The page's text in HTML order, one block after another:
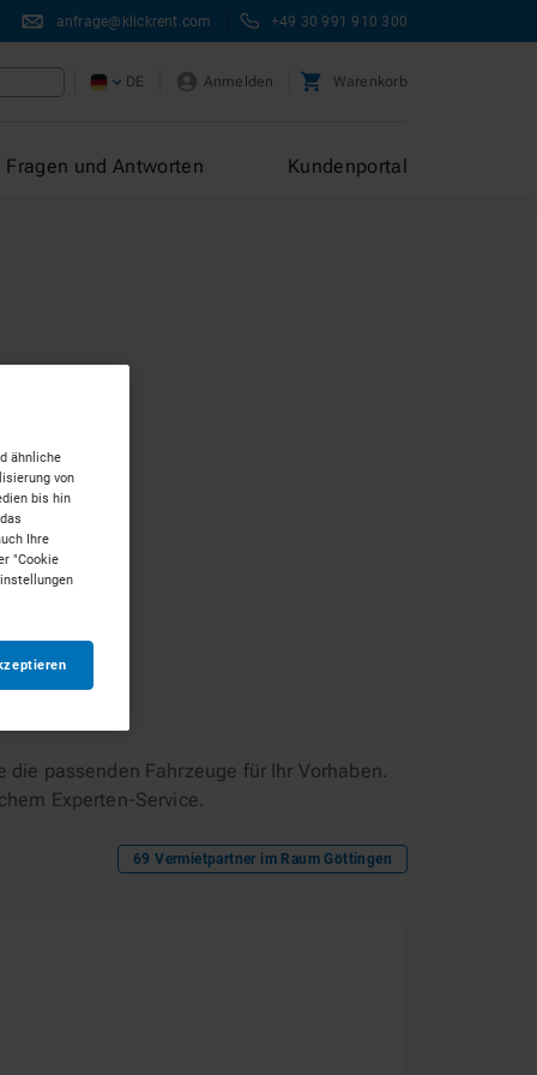
anfrage@klickrent.com +49 30 991 910 300
DE Anmelden Warenkorb
Fragen und Antworten Kundenportal
die passenden Fahrzeuge für Ihr Vorhaben.
Experten-Service.
69 Vermietpartner im RaumGöttingen
ähnliche
von
bis hin
Ihre
"Cookie